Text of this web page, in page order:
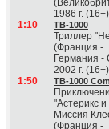
1986 г. (16+)
1:10
ТВ-1000
Триллер
(Франция -
Германия
2002 г. (16+)
1:50
ТВ-1000
"Астерикс
Миссия
(Франция -